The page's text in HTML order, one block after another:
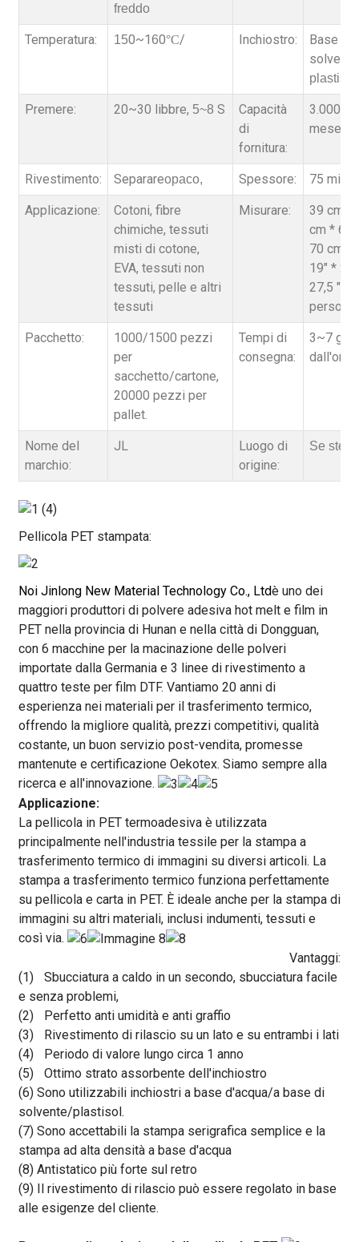
freddo
Temperatura: 150~1 60°C/ Inchiostro:
Base
solvente
plastisol
Premere: 20~30 libbre, 5~8 S
Capacità
di
fornitura:
mese
Rivestimento: Separareopaco, Spessore: 75
Applicazione:
Cotoni, fibre
chimiche, tessuti
misti di cotone,
EVA, tessuti non
tessuti, pelle e altri
tessuti
Misurare:
39 cm *
cm * 64
70 cm /
19" * 25
27,5 ", O
Pacchetto:
1000/1500 pezzi
per
sacchetto/cartone,
20000 pezzi per
pallet.
Tempi di
consegna:
3~7
Nome del
marchio:
JL
Luogo di
origine:
Se
Pellicola PET stampata:
Noi Jinlong New Material Technology Co., Ltdè uno dei
maggiori produttori di polvere adesiva hot melt e film in
PET nella provincia di Hunan e nella città di Dongguan,
con 6 macchine per la macinazione delle polveri
importate dalla Germania e 3 linee di rivestimento a
quattro teste per film DTF. Vantiamo 20 anni di
esperienza nei materiali per il trasferimento termico,
offrendo la migliore qualità, prezzi competitivi, qualità
costante, un buon servizio post-vendita, promesse
mantenute e certificazione Oekotex. Siamo sempre alla
ricerca e all'innovazione.
Applicazione:
La pellicola in PET termoadesiva è utilizzata
principalmente nell'industria tessile per la stampa a
trasferimento termico di immagini su diversi articoli. La
stampa a trasferimento termico funziona perfettamente
su pellicola e carta in PET. È ideale anche per la stampa di
immagini su altri materiali, inclusi indumenti, tessuti e
così via.
Vantaggi:
(1)
Sbucciatura a caldo in un secondo, sbucciatura facile
e senza problemi,
(2)
Perfetto anti umidità e anti graffio
(3)
Rivestimento di rilascio su un lato e su entrambi i lati
(4)
Periodo di valore lungo circa 1 anno
(5)
Ottimo strato assorbente dell'inchiostro
(6) Sono utilizzabili inchiostri a base d'acqua/a base di
solvente/plastisol.
(7) Sono accettabili la stampa serigrafica semplice e la
stampa ad alta densità a base d'acqua
(8) Antistatico più forte sul retro
(9) Il rivestimento di rilascio può essere regolato in base
alle esigenze del cliente.